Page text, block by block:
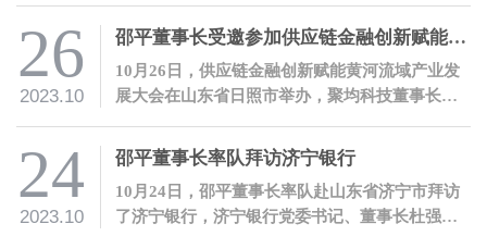
的到访。
26
2023.10
邵平董事长受邀参加供应链金融创新赋能黄河流域产业发展大会，并发表主题演讲
10月26日，供应链金融创新赋能黄河流域产业发
展大会在山东省日照市举办，聚均科技董事长兼C
24
2023.10
邵平董事长率队拜访济宁银行
10月24日，邵平董事长率队赴山东省济宁市拜访
了济宁银行，济宁银行党委书记、董事长杜强代